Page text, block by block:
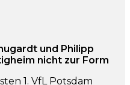
und Philipp
nicht zur Form
1. VfL Potsdam